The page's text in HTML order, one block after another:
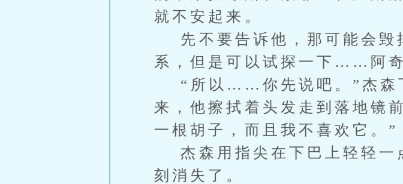
就不安起来。
先不要告诉他，那可能会毁
系，但是可以试探一下……阿奇
“所以……你先说吧。”杰森
来，他擦拭着头发走到落地镜
一根胡子，而且我不喜欢它。”
杰森用指尖在下巴上轻轻一
刻消失了。